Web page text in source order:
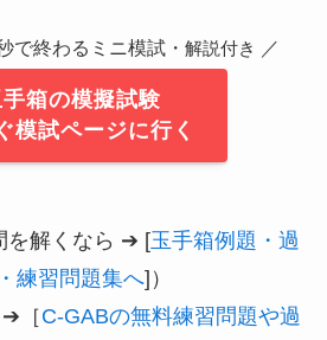
で終わるミニ模試・ 解説付き ／
箱の模擬試験
模試ページに行く
を解くなら ➔ [玉手箱例題・過
練習問題集へ]）
➔［C-GABの無料練習問題や過